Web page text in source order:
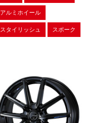
アルミホイール
スタイリッシュ スポーク